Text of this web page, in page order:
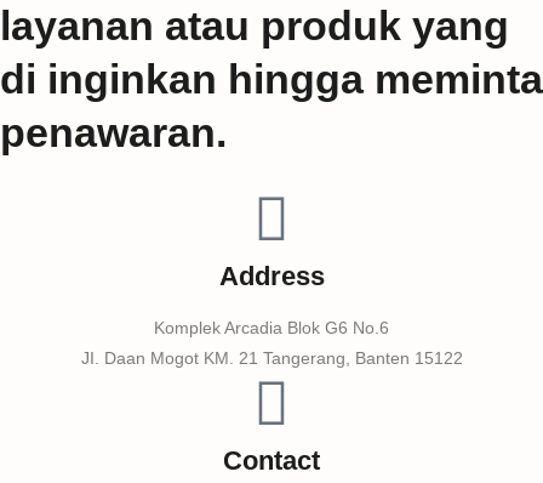
layanan atau produk yang
di inginkan hingga meminta
penawaran.
Address
Komplek Arcadia Blok G6 No.6
JI. Daan Mogot KM. 21 Tangerang, Banten 15122
Contact